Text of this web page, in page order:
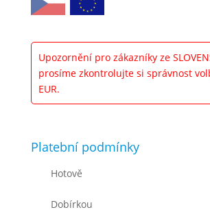
Upozornění pro zákazníky ze
prosíme zkontrolujte si správnost
EUR.
Platební podmínky
Hotově
Dobírkou